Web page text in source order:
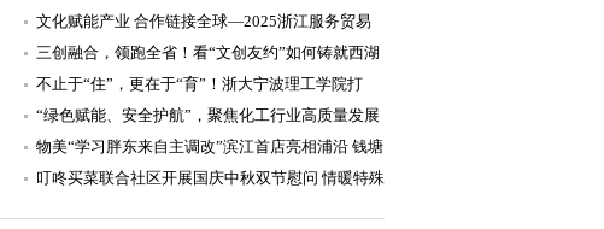
文化赋能产业 合作链接全球—2025浙江服务贸易
（新加坡）影视展
三创融合，领跑全省！看“文创友约”如何铸就西湖
文化硬实力
不止于“住”，更在于“育”！浙大宁波理工学院打
造“生活成长
“绿色赋能、安全护航”，聚焦化工行业高质量发展
第三届华理产
物美“学习胖东来自主调改”滨江首店亮相浦沿 钱塘
下沙迎二店亮
叮咚买菜联合社区开展国庆中秋双节慰问 情暖特殊